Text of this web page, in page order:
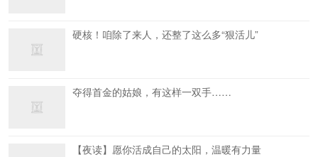
硬核！咱除了来人，还整了这么多“狠活儿”
夺得首金的姑娘，有这样一双手……
【夜读】愿你活成自己的太阳，温暖有力量